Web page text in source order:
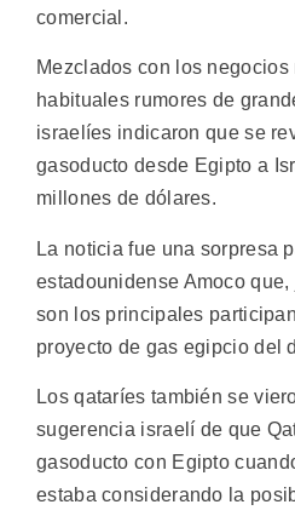
comercial.
Mezclados con los
habituales rumores de
israelíes indicaron que se
gasoducto desde Egipto a
millones de dólares.
La noticia fue una sorpresa
estadounidense Amoco
son los principales
proyecto de gas egipcio del
Los qataríes también se
sugerencia israelí de que
gasoducto con Egipto
estaba considerando la